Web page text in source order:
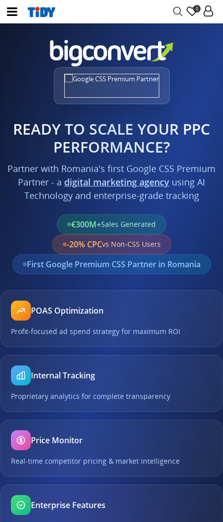
0
READY TO SCALE YOUR PPC
PERFORMANCE?
Partner with Romania's first Google CSS Premium
Partner - a digital marketing agency using AI
Technology and enterprise-grade tracking
€300M+Sales Generated
-20% CPCvs Non-CSS Users
First Google Premium CSS Partner in Romania
POAS Optimization
Profit-focused ad spend strategy for maximum ROI
Internal Tracking
Proprietary analytics for complete transparency
Price Monitor
Real-time competitor pricing & market intelligence
Enterprise Features